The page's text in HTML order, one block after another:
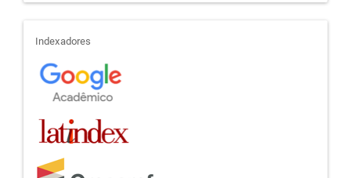
indexadores
Indexadores